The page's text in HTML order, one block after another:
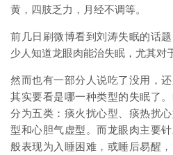
黄，四肢乏力，月经不调等。
前几日刷微博看到刘涛失眠的话
少人知道龙眼肉能治失眠，尤其对
然而也有一部分人说吃了没用，
其实要看是哪一种类型的失眠了
分为五类：痰火扰心型、痰热扰
型和心胆气虚型。而龙眼肉主要
般表现为入睡困难，或睡后易醒